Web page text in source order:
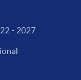
- 2027